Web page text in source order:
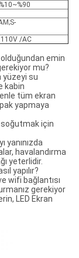
/AC
emin
mu?
yüzeyi su
kabin
tüm ekran
yapmaya
soğutmak için
yanınızda
havalandırma
yeterlidir.
yapılır?
wifi bağlantısı
gerekiyor
LED Ekran